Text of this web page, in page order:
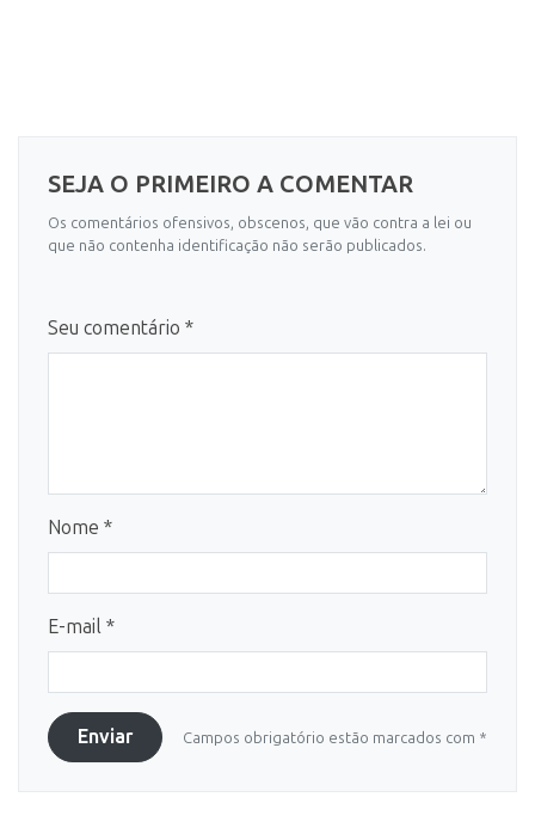
SEJA O PRIMEIRO A COMENTAR
Os comentários ofensivos, obscenos, que vão contra a lei ou
que não contenha identificação não serão publicados.
Seu comentário *
Nome *
E-mail *
Enviar Campos obrigatório estão marcados com *